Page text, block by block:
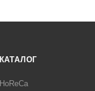
КАТАЛОГ
HoReCa